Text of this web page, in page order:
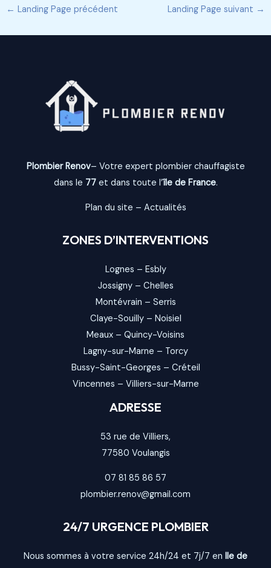
← Landing Page précédent Landing Page suivant →
Plombier Renov– Votre expert plombier chauffagiste
dans le 77et dans toute l’île de France.
Plan du site – Actualités
ZONES D’INTERVENTIONS
Lognes – Esbly
Jossigny– Chelles
Montévrain – Serris
Claye-Souilly– Noisiel
Meaux – Quincy-Voisins
Lagny-sur-Marne – Torcy
Bussy-Saint-Georges – Créteil
Vincennes – Villiers-sur-Marne
ADRESSE
53 rue de Villiers,
77580 Voulangis
07 81 85 86 57
plombier.renov@gmail.com
24/7 URGENCE PLOMBIER
Nous sommes à votre service 24h/24 et 7j/7 en Ile de